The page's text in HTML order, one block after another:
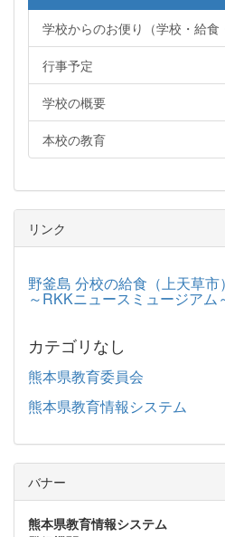
学校からのお便り（学校・給食
行事予定
学校の概要
本校の教育
リンク
野釜島 分校の給食（上天草市
～RKKニュースミュージアム
カテゴリなし
熊本県教育委員会
熊本県教育情報システム
バナー
熊本県教育情報システム